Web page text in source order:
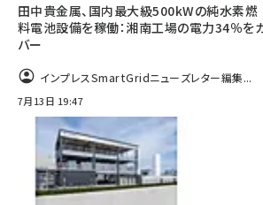
田中貴金属、国内最大級500kWの純水素燃
料電池設備を稼働：湘南工場の電力34％を
バー
インプレスSmartGridニューズレター編集...
7月13日 19:47